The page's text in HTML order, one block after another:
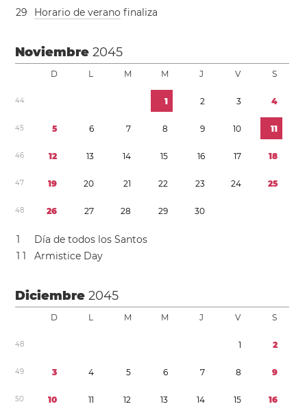
29 Horario de verano finaliza
Noviembre2045
D L M M J V S
44 1 2 3 4
45 5 6 7 8 9 10 11
46 12 13 14 15 16 17 18
47 19 20 21 22 23 24 25
48 26 27 28 29 30
1
Día de todos los Santos
1 1 Armistice Day
Diciembre2045
D L M M J V S
48 1 2
49 3 4 5 6 7 8 9
50 10 11 12 13 14 15 16